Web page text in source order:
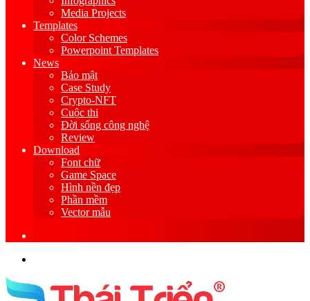
Media Projects
Templates
Color Schemes
Powerpoint Templates
News
Bảo mật
Case Study
Crypto-NFT
Cuộc thi
Đời sống công nghệ
Review
Download
Font chữ
Game Space
Hình nền đẹp
Phần mềm
Vector mẫu